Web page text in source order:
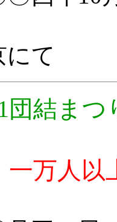
て
団結まつ
一万人以